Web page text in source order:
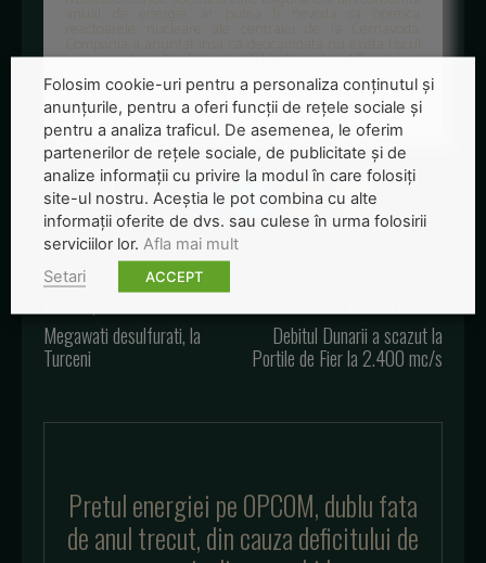
opririi reactoarelor din cauza debitului redus al Dunarii.
Foto: energybook.info
Articolul precedent
Megawati desulfurati, la
Turceni
Articolul următor
Debitul Dunarii a scazut la
Portile de Fier la 2.400 mc/s
Pretul energiei pe OPCOM, dublu fata
de anul trecut, din cauza deficitului de
Folosim cookie-uri pentru a personaliza conținutul și
anunțurile, pentru a oferi funcții de rețele sociale și
pentru a analiza traficul. De asemenea, le oferim
partenerilor de rețele sociale, de publicitate și de
analize informații cu privire la modul în care folosiți
site-ul nostru. Aceștia le pot combina cu alte
informații oferite de dvs. sau culese în urma folosirii
serviciilor lor. Afla mai mult
Setari
ACCEPT